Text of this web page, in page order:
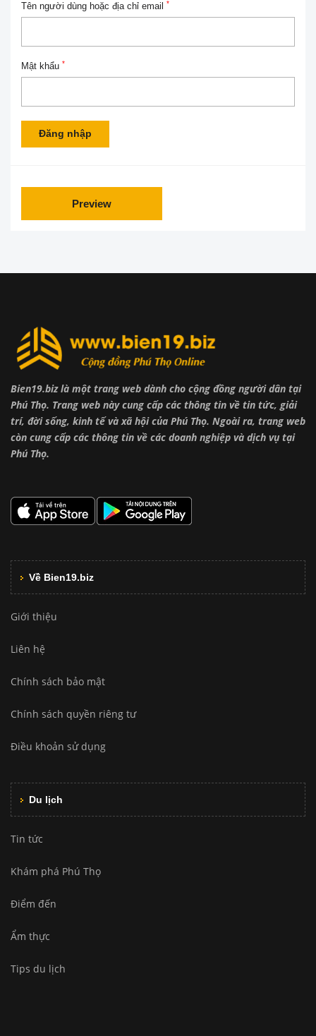
Tên người dùng hoặc địa chỉ email *
Mật khẩu *
Đăng nhập
Preview
Bien19.biz là một trang web dành cho cộng đồng người dân tại
Phú Thọ. Trang web này cung cấp các thông tin về tin tức, giải
trí, đời sống, kinh tế và xã hội của Phú Thọ. Ngoài ra, trang web
còn cung cấp các thông tin về các doanh nghiệp và dịch vụ tại
Phú Thọ.
Về Bien19.biz
Giới thiệu
Liên hệ
Chính sách bảo mật
Chính sách quyền riêng tư
Điều khoản sử dụng
Du lịch
Tin tức
Khám phá Phú Thọ
Điểm đến
Ẩm thực
Tips du lịch